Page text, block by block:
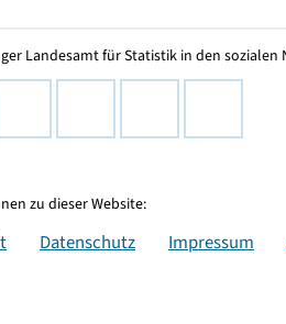
Landesamt für Statistik in den sozialen
zu dieser Website:
Datenschutz Impressum